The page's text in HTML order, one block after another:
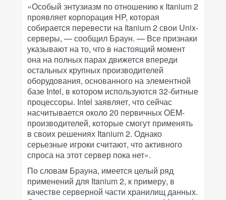
«Особый энтузиазм по отношению к Itanium 2
проявляет корпорация HP, которая
собирается перевести на Itanium 2 свои Unix-
серверы, — сообщил Браун. — Все признаки
указывают на то, что в настоящий момент
она на полных парах движется впереди
остальных крупных производителей
оборудования, основанного на элементной
базе Intel, в котором используются 32-битные
процессоры. Intel заявляет, что сейчас
насчитывается около 20 первичных OEM-
производителей, которые смогут применять
в своих решениях Itanium 2. Однако
серьезные игроки считают, что активного
спроса на этот сервер пока нет».
По словам Брауна, имеется целый ряд
применений для Itanium 2, к примеру, в
качестве серверной части хранилищ данных.